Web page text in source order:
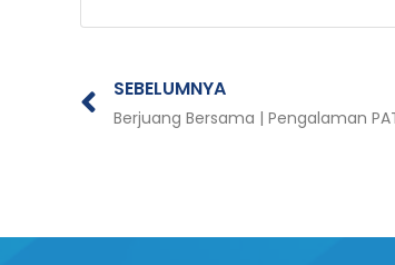
Prev
SEBELUMNYA